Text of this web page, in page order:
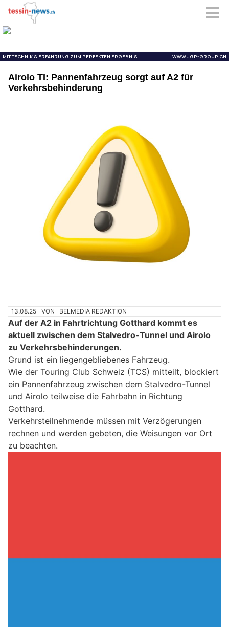
Airolo TI: Pannenfahrzeug sorgt auf A2 für
Verkehrsbehinderung
13.08.25 VON BELMEDIA REDAKTION
Auf der A2 in Fahrtrichtung Gotthard kommt es
aktuell zwischen dem Stalvedro-Tunnel und Airolo
zu Verkehrsbehinderungen.
Grund ist ein liegengebliebenes Fahrzeug.
Wie der Touring Club Schweiz (TCS) mitteilt, blockiert
ein Pannenfahrzeug zwischen dem Stalvedro-Tunnel
und Airolo teilweise die Fahrbahn in Richtung
Gotthard.
Verkehrsteilnehmende müssen mit Verzögerungen
rechnen und werden gebeten, die Weisungen vor Ort
zu beachten.